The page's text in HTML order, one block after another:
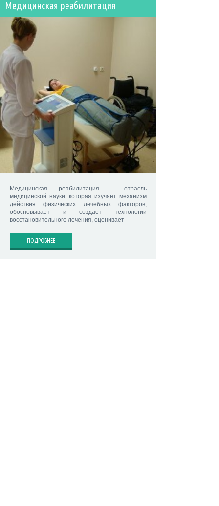
Медицинская реабилитация
Медицинская реабилитация - отрасль
медицинской науки, которая изучает механизм
действия физических лечебных факторов,
обосновывает и создает технологии
восстановительного лечения, оценивает
ПОДРОБНЕЕ